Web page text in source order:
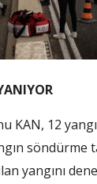
KAN, 12
söndürme
yangını